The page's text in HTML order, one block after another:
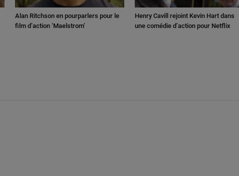
Alan Ritchson en pourparlers pour le
film d’action ‘Maelstrom’
Henry Cavill rejoint Kevin Hart dans
une comédie d’action pour Netflix